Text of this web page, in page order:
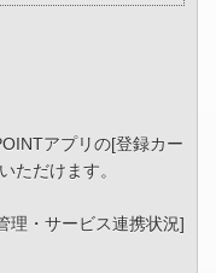
アプリの[登録カー
ただけます。
理・サービス連携状況]